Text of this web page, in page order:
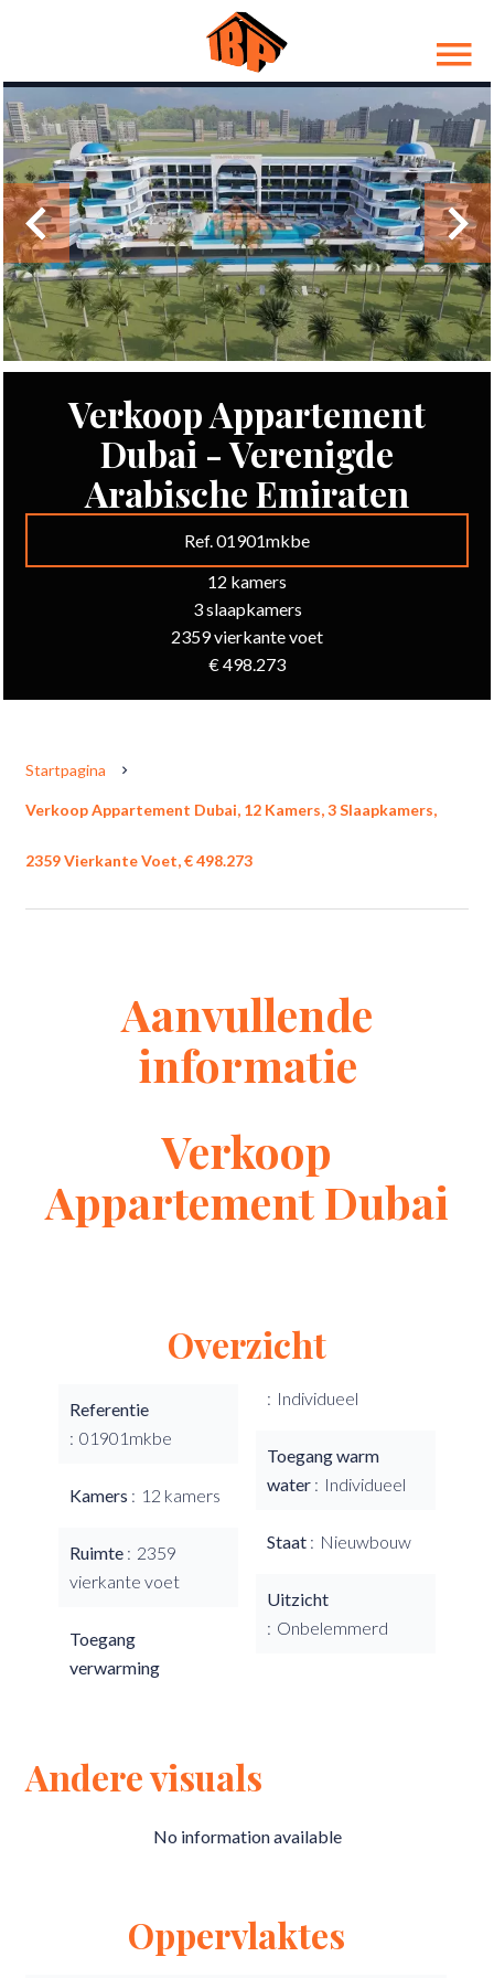
Verkoop Appartement
Dubai - Verenigde
Arabische Emiraten
Ref. 01901mkbe
12 kamers
3 slaapkamers
2359 vierkante voet
€ 498.273
Startpagina
Verkoop Appartement Dubai, 12 Kamers, 3 Slaapkamers,
2359 Vierkante Voet, € 498.273
Aanvullende
informatie
Verkoop
Appartement Dubai
Overzicht
Referentie
01901mkbe
Kamers 12 kamers
Ruimte
2359
vierkante voet
Toegang
verwarming
Individueel
Toegang warm
water
Individueel
Staat Nieuwbouw
Uitzicht
Onbelemmerd
Andere visuals
No information available
Oppervlaktes